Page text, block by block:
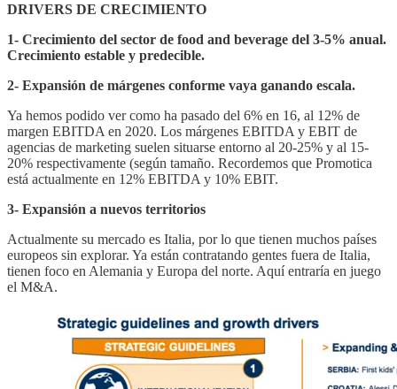
DRIVERS DE CRECIMIENTO
1- Crecimiento del sector de food and beverage del 3-5% anual.
Crecimiento estable y predecible.
2- Expansión de márgenes conforme vaya ganando escala.
Ya hemos podido ver como ha pasado del 6% en 16, al 12% de
margen EBITDA en 2020. Los márgenes EBITDA y EBIT de
agencias de marketing suelen situarse entorno al 20-25% y al 15-
20% respectivamente (según tamaño. Recordemos que Promotica
está actualmente en 12% EBITDA y 10% EBIT.
3- Expansión a nuevos territorios
Actualmente su mercado es Italia, por lo que tienen muchos países
europeos sin explorar. Ya están contratando gentes fuera de Italia,
tienen foco en Alemania y Europa del norte. Aquí entraría en juego
el M&A.